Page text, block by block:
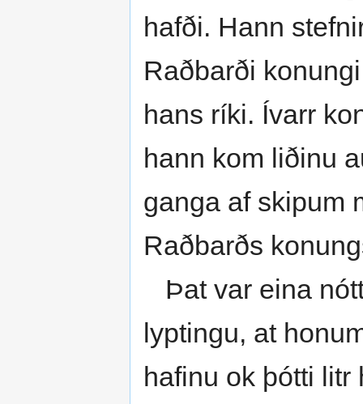
hafði. Hann
Raðbarði
hans ríki. Ívarr
hann kom liðinu
ganga af skipum
Raðbarðs
Þat var eina
lyptingu, at
hafinu ok þótti